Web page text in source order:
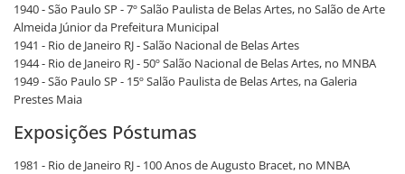
1940 - São Paulo SP - 7º Salão Paulista de Belas Artes, no Salão de Arte
Almeida Júnior da Prefeitura Municipal
1941 - Rio de Janeiro RJ - Salão Nacional de Belas Artes
1944 - Rio de Janeiro RJ - 50º Salão Nacional de Belas Artes, no MNBA
1949 - São Paulo SP - 15º Salão Paulista de Belas Artes, na Galeria
Prestes Maia
Exposições Póstumas
1981 - Rio de Janeiro RJ - 100 Anos de Augusto Bracet, no MNBA